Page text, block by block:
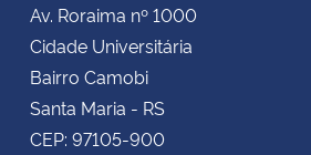
Av. Roraima nº 1000
Cidade Universitária
Bairro Camobi
Santa Maria - RS
CEP: 97105-900